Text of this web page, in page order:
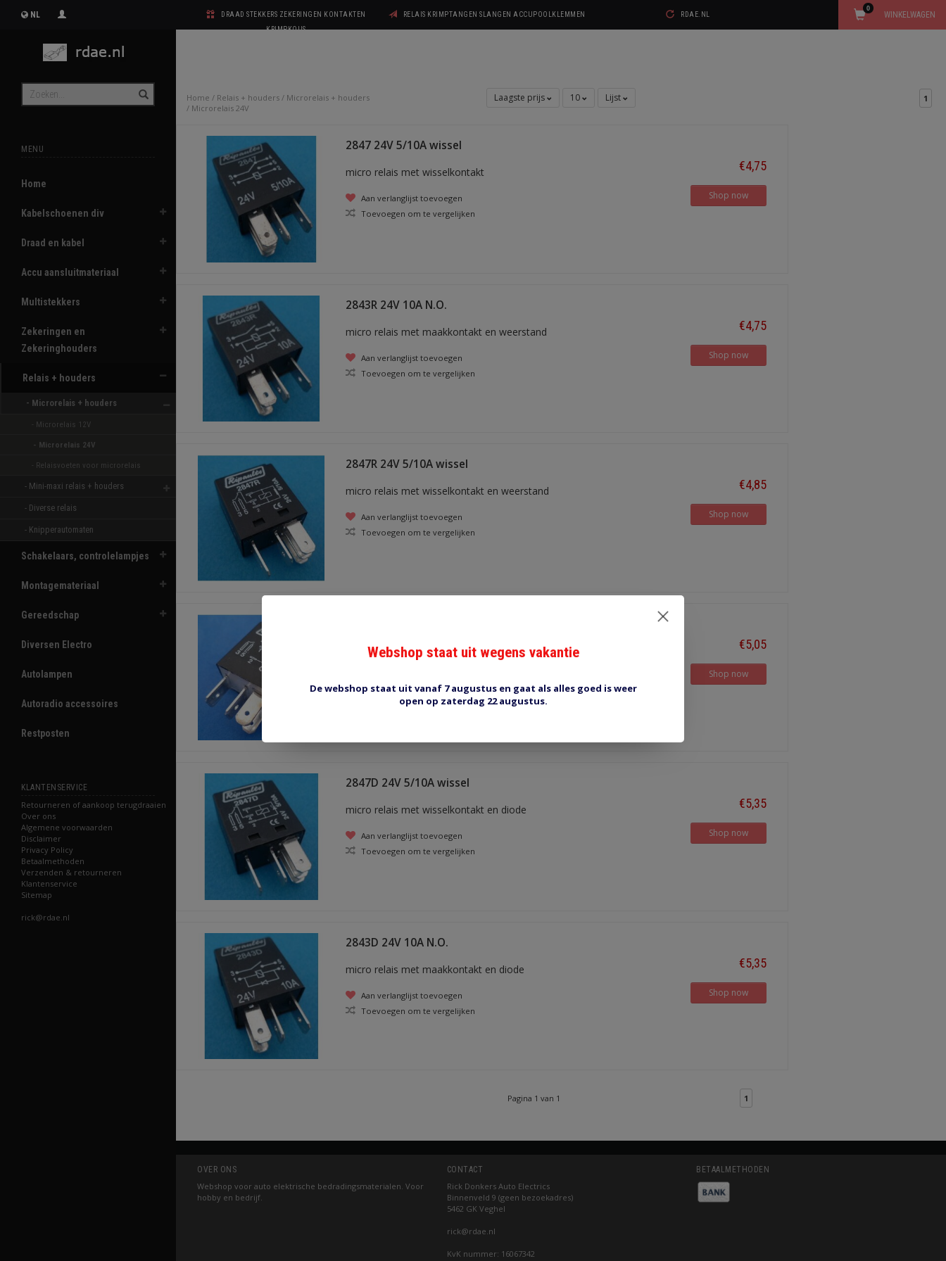
NL
DRAAD STEKKERS ZEKERINGEN KONTAKTEN
KRIMPKOUS
RELAIS KRIMPTANGEN SLANGEN ACCUPOOLKLEMMEN RDAE.NL WINKELWAGEN
0
MENU
Home
Kabelschoenen div
Draad en kabel
Accu aansluitmateriaal
Multistekkers
Zekeringen en
Zekeringhouders
Relais + houders
- Microrelais + houders
- Microrelais 12V
- Microrelais 24V
- Relaisvoeten voor microrelais
- Mini-maxi relais + houders
- Diverse relais
- Knipperautomaten
Schakelaars, controlelampjes
Montagemateriaal
Gereedschap
Diversen Electro
Autolampen
Autoradio accessoires
Restposten
KLANTENSERVICE
Retourneren of aankoop terugdraaien
Over ons
Algemene voorwaarden
Disclaimer
Privacy Policy
Betaalmethoden
Verzenden & retourneren
Klantenservice
Sitemap
rick@rdae.nl
Home / Relais + houders / Microrelais + houders
/ Microrelais 24V
Laagste prijs 10 Lijst 1
2847 24V 5/10A wissel
micro relais met wisselkontakt
Aan verlanglijst toevoegen
Toevoegen om te vergelijken
€4,75
Shop now
2843R 24V 10A N.O.
micro relais met maakkontakt en weerstand
Aan verlanglijst toevoegen
Toevoegen om te vergelijken
€4,75
Shop now
2847R 24V 5/10A wissel
micro relais met wisselkontakt en weerstand
Aan verlanglijst toevoegen
Toevoegen om te vergelijken
€4,85
Shop now
micro relais met maakkontakt
Toevoegen om te vergelijken
€5,05
Shop now
2847D 24V 5/10A wissel
micro relais met wisselkontakt en diode
Aan verlanglijst toevoegen
Toevoegen om te vergelijken
€5,35
Shop now
2843D 24V 10A N.O.
micro relais met maakkontakt en diode
Aan verlanglijst toevoegen
Toevoegen om te vergelijken
€5,35
Shop now
Pagina 1 van 1 1
OVER ONS
Webshop voor auto elektrische bedradingsmaterialen. Voor
hobby en bedrijf.
CONTACT
Rick Donkers Auto Electrics
Binnenveld 9 (geen bezoekadres)
5462 GK Veghel
rick@rdae.nl
KvK nummer: 16067342
BETAALMETHODEN
Webshop staat uit wegens vakantie
De webshop staat uit vanaf 7 augustus en gaat als alles goed is weer
open op zaterdag 22 augustus.